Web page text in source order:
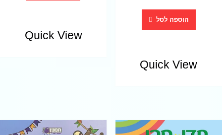
הוספה לסל
Quick View
Quick View